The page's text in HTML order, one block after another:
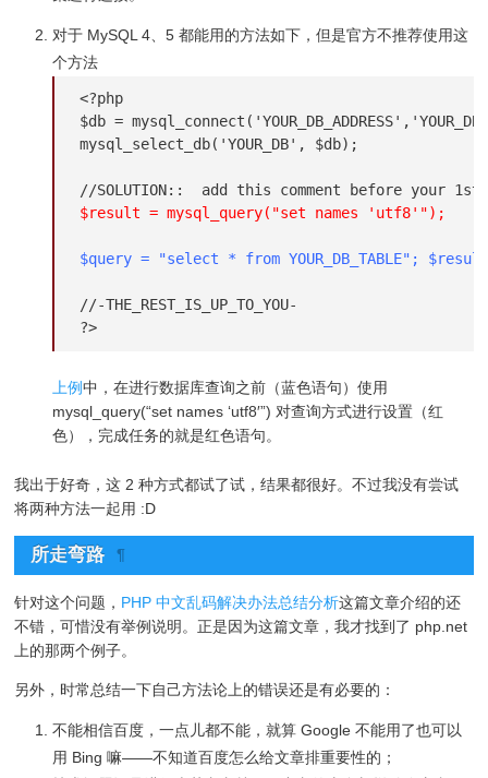
对于 MySQL 4、5 都能用的方法如下，但是官方不推荐使用这
个方法
<?php
$db =
mysql_select_db('YOUR_DB', $db);
$result = mysql_query("set names 'utf8'");
$query = "select * from YOUR_DB_TABLE";
//-THE_REST_IS_UP_TO_YOU-
?>
上例中，在进行数据库查询之前（蓝色语句）使用
mysql_query(“set names ‘utf8′”) 对查询方式进行设置（红
色），完成任务的就是红色语句。
我出于好奇，这 2 种方式都试了试，结果都很好。不过我没有尝试
将两种方法一起用 :D
所走弯路 ¶
针对这个问题， PHP 中文乱码解决办法总结分析这篇文章介绍的还
不错，可惜没有举例说明。正是因为这篇文章，我才找到了 php.net
上的那两个例子。
另外，时常总结一下自己方法论上的错误还是有必要的：
不能相信百度，一点儿都不能，就算 Google 不能用了也可以
用 Bing 嘛——不知道百度怎么给文章排重要性的；